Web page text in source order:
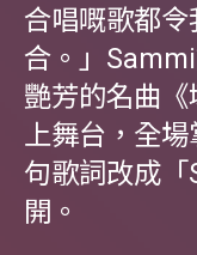
合唱嘅歌都
合。」
艷芳的名曲
上舞台，全
句歌詞改成
開。